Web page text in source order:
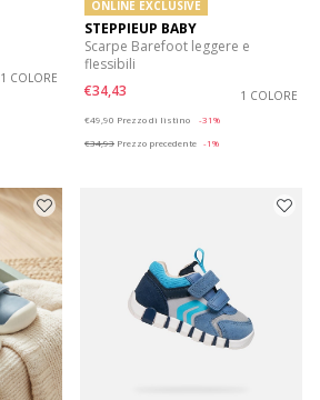
1 COLORE
ONLINE EXCLUSIVE
STEPPIEUP BABY
Scarpe Barefoot leggere e
flessibili
€34,43
1 COLORE
€49,90 Prezzo di listino
-31%
€34,93 Prezzo precedente -1%